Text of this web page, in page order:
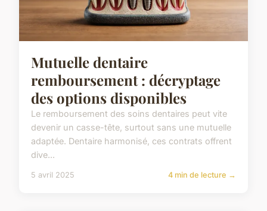
Mutuelle dentaire
remboursement : décryptage
des options disponibles
Le remboursement des soins dentaires peut vite
devenir un casse-tête, surtout sans une mutuelle
adaptée. Dentaire harmonisé, ces contrats offrent
dive...
5 avril 2025 4 min de lecture →